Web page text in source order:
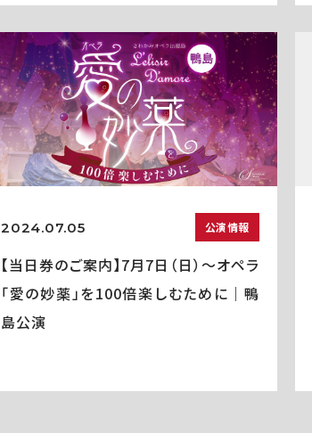
2024.07.05 公演情報
【当日券のご案内】7月7日（日）～オペラ
「愛の妙薬」を100倍楽しむために｜鴨
島公演